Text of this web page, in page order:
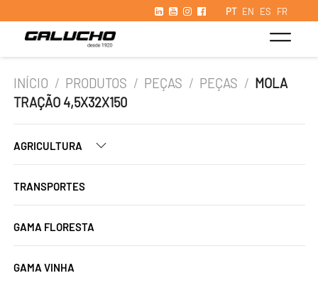
PT EN ES FR
INÍCIO / PRODUTOS / PEÇAS / PEÇAS / MOLA
TRAÇÃO 4,5X32X150
AGRICULTURA
TRANSPORTES
GAMA FLORESTA
GAMA VINHA